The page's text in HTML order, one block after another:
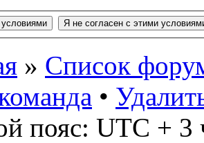
» Список
•
пояс: UTC + 3